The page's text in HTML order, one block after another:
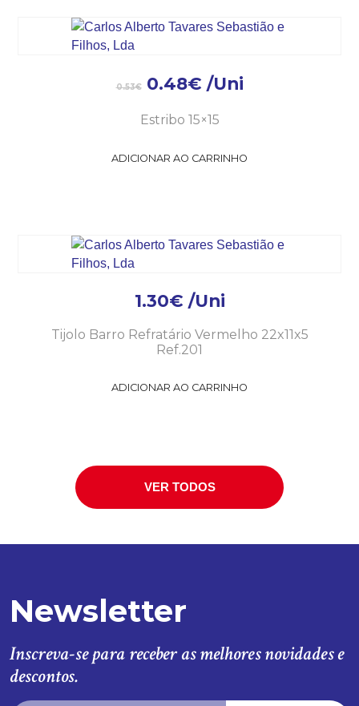
0.53€ 0.48€ /Uni
Estribo 15×15
ADICIONAR AO CARRINHO
1.30€ /Uni
Tijolo Barro Refratário Vermelho 22x11x5
Ref.201
ADICIONAR AO CARRINHO
VER TODOS
Newsletter
Inscreva-se para receber as melhores novidades e
descontos.